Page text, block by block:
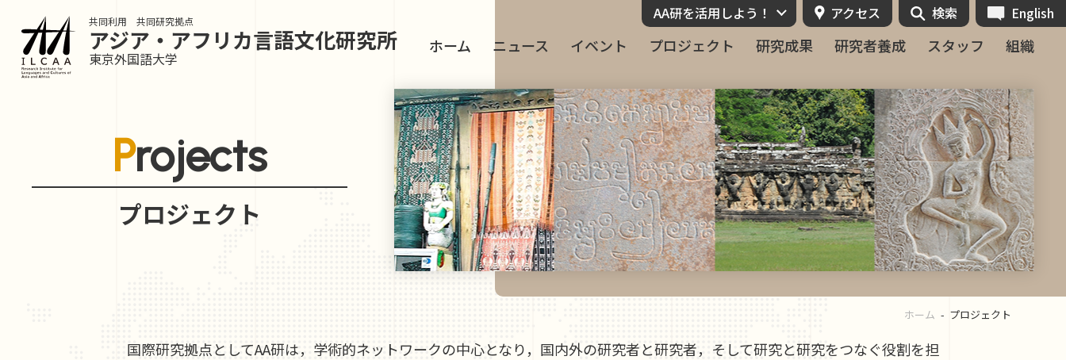
共同利用 共同研究拠点
アジア・アフリカ言語文化研究所
東京外国語大学
ホーム ニュース イベント プロジェクト 研究成果 研究者養成 スタッフ 組織
AA研を活用しよう！ アクセス 検索 English
Projects
プロジェクト
ホーム プロジェクト
国際研究拠点としてAA研は，学術的ネットワークの中心となり，国内外の研究者と研究者，そして研究と研究をつなぐ役割を担